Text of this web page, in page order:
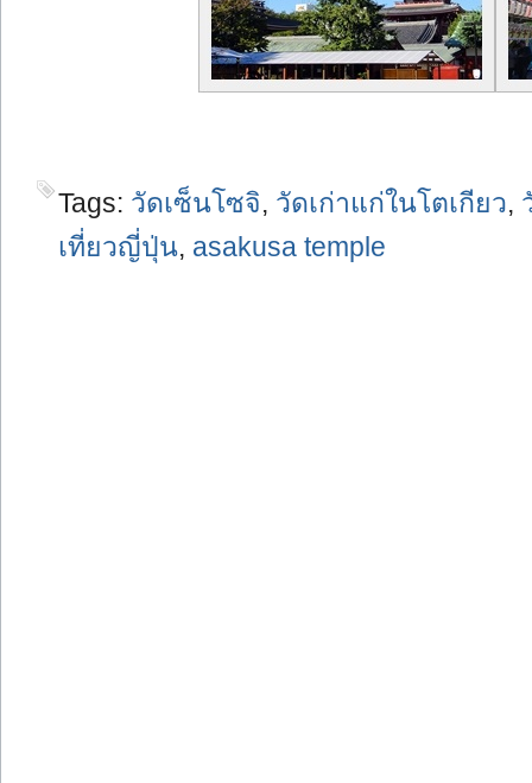
Tags: วัดเซ็นโซจิ, วัดเก่าแก่ในโตเกียว,
เที่ยวญี่ปุ่น, asakusa temple